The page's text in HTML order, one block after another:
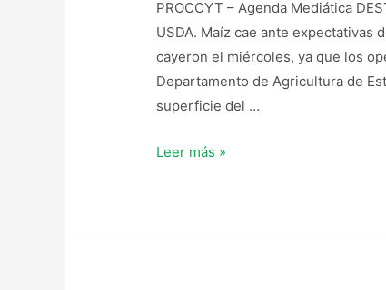
PROCCYT – Agenda Mediática
USDA. Maíz cae ante expectativas
cayeron el miércoles, ya que los
Departamento de Agricultura de
superficie del …
Leer más »